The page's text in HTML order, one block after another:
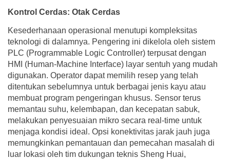
Kontrol Cerdas: Otak Cerdas
Kesederhanaan operasional menutupi kompleksitas
teknologi di dalamnya. Pengering ini dikelola oleh sistem
PLC (Programmable Logic Controller) terpusat dengan
HMI (Human-Machine Interface) layar sentuh yang mudah
digunakan. Operator dapat memilih resep yang telah
ditentukan sebelumnya untuk berbagai jenis kayu atau
membuat program pengeringan khusus. Sensor terus
memantau suhu, kelembapan, dan kecepatan sabuk,
melakukan penyesuaian mikro secara real-time untuk
menjaga kondisi ideal. Opsi konektivitas jarak jauh juga
memungkinkan pemantauan dan pemecahan masalah di
luar lokasi oleh tim dukungan teknis Sheng Huai,